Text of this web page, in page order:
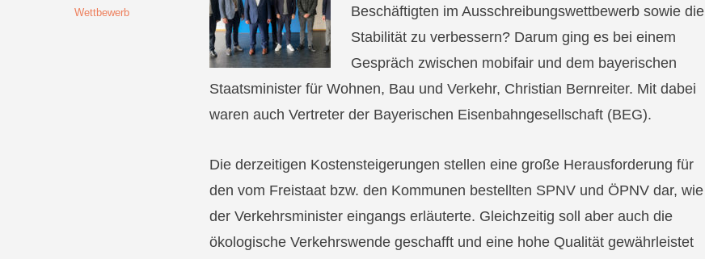
Wettbewerb
Beschäftigten im Ausschreibungswettbewerb sowie die
Stabilität zu verbessern? Darum ging es bei einem
Gespräch zwischen mobifair und dem bayerischen
Staatsminister für Wohnen, Bau und Verkehr, Christian Bernreiter. Mit dabei
waren auch Vertreter der Bayerischen Eisenbahngesellschaft (BEG).
Die derzeitigen Kostensteigerungen stellen eine große Herausforderung für
den vom Freistaat bzw. den Kommunen bestellten SPNV und ÖPNV dar, wie
der Verkehrsminister eingangs erläuterte. Gleichzeitig soll aber auch die
ökologische Verkehrswende geschafft und eine hohe Qualität gewährleistet